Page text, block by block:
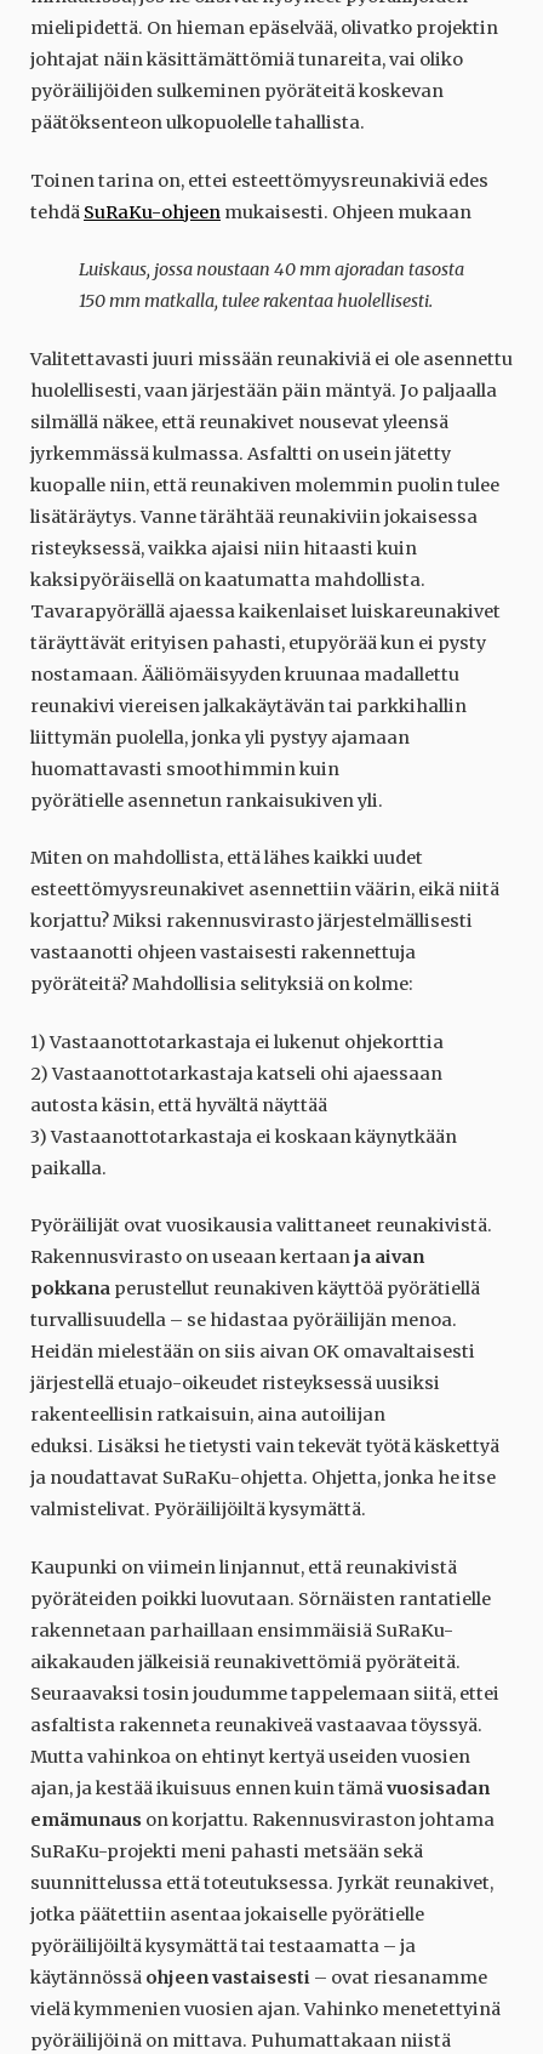
mielipidettä. On hieman epäselvää, olivatko projektin
johtajat näin käsittämättömiä tunareita, vai oliko
pyöräilijöiden sulkeminen pyöräteitä koskevan
päätöksenteon ulkopuolelle tahallista.
Toinen tarina on, ettei esteettömyysreunakiviä edes
tehdä SuRaKu-ohjeen mukaisesti. Ohjeen mukaan
Luiskaus, jossa noustaan 40 mm ajoradan tasosta
150 mm matkalla, tulee rakentaa huolellisesti.
Valitettavasti juuri missään reunakiviä ei ole asennettu
huolellisesti, vaan järjestään päin mäntyä. Jo paljaalla
silmällä näkee, että reunakivet nousevat yleensä
jyrkemmässä kulmassa. Asfaltti on usein jätetty
kuopalle niin, että reunakiven molemmin puolin tulee
lisätäräytys. Vanne tärähtää reunakiviin jokaisessa
risteyksessä, vaikka ajaisi niin hitaasti kuin
kaksipyöräisellä on kaatumatta mahdollista.
Tavarapyörällä ajaessa kaikenlaiset luiskareunakivet
täräyttävät erityisen pahasti, etupyörää kun ei pysty
nostamaan. Ääliömäisyyden kruunaa madallettu
reunakivi viereisen jalkakäytävän tai parkkihallin
liittymän puolella, jonka yli pystyy ajamaan
huomattavasti smoothimmin kuin
pyörätielle asennetun rankaisukiven yli.
Miten on mahdollista, että lähes kaikki uudet
esteettömyysreunakivet asennettiin väärin, eikä niitä
korjattu? Miksi rakennusvirasto järjestelmällisesti
vastaanotti ohjeen vastaisesti rakennettuja
pyöräteitä? Mahdollisia selityksiä on kolme:
1) Vastaanottotarkastaja ei lukenut ohjekorttia
2) Vastaanottotarkastaja katseli ohi ajaessaan
autosta käsin, että hyvältä näyttää
3) Vastaanottotarkastaja ei koskaan käynytkään
paikalla.
Pyöräilijät ovat vuosikausia valittaneet reunakivistä.
Rakennusvirasto on useaan kertaanja aivan
pokkana perustellut reunakiven käyttöä pyörätiellä
turvallisuudella – se hidastaa pyöräilijän menoa.
Heidän mielestään on siis aivan OK omavaltaisesti
järjestellä etuajo-oikeudet risteyksessä uusiksi
rakenteellisin ratkaisuin, aina autoilijan
eduksi. Lisäksi he tietysti vain tekevät työtä käskettyä
ja noudattavat SuRaKu-ohjetta. Ohjetta, jonka he itse
valmistelivat. Pyöräilijöiltä kysymättä.
Kaupunki on viimein linjannut, että reunakivistä
pyöräteiden poikki luovutaan. Sörnäisten rantatielle
rakennetaan parhaillaan ensimmäisiä SuRaKu-
aikakauden jälkeisiä reunakivettömiä pyöräteitä.
Seuraavaksi tosin joudumme tappelemaan siitä, ettei
asfaltista rakenneta reunakiveä vastaavaa töyssyä.
Mutta vahinkoa on ehtinyt kertyä useiden vuosien
ajan, ja kestää ikuisuus ennen kuin tämävuosisadan
emämunaus on korjattu. Rakennusviraston johtama
SuRaKu-projekti meni pahasti metsään sekä
suunnittelussa että toteutuksessa. Jyrkät reunakivet,
jotka päätettiin asentaa jokaiselle pyörätielle
pyöräilijöiltä kysymättä tai testaamatta – ja
käytännössä ohjeen vastaisesti – ovat riesanamme
vielä kymmenien vuosien ajan. Vahinko menetettyinä
pyöräilijöinä on mittava. Puhumattakaan niistä